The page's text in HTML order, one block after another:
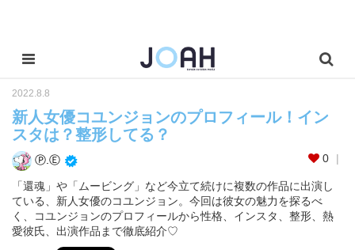
2022.8.8
新人女優コユンジョンのプロフィール！イン
スタは？整形してる？
Ⓟ.Ⓔ 0
「還魂」や「ムービング」など今立て続けに複数の作品に出演し
ている、新人女優のコユンジョン。今回は彼女の魅力を探るべ
く、コユンジョンのプロフィールから性格、インスタ、整形、熱
愛彼氏、出演作品まで徹底紹介♡